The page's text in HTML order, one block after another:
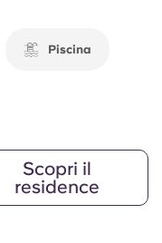
Piscina
Scopri il
residence